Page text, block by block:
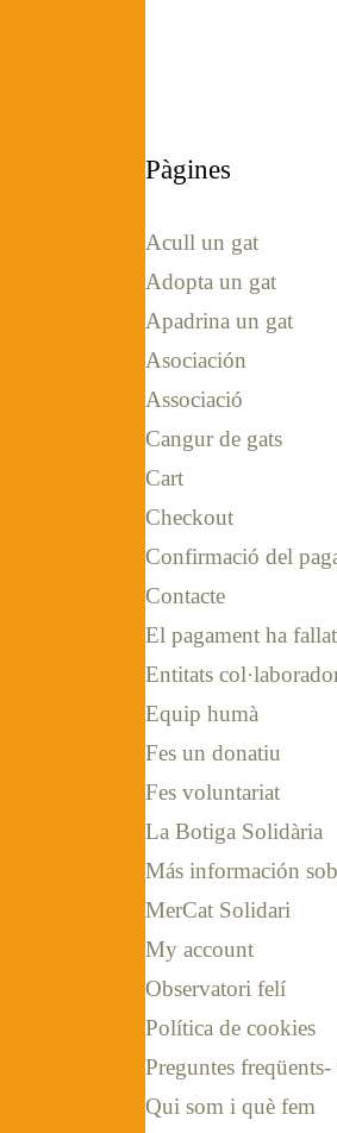
Pàgines
Acull un gat
Adopta un gat
Apadrina un gat
Asociación
Associació
Cangur de gats
Cart
Checkout
Confirmació del
Contacte
El pagament ha fallat
Entitats
Equip humà
Fes un donatiu
Fes voluntariat
La Botiga Solidària
Más información
MerCat Solidari
My account
Observatori felí
Política de cookies
Preguntes freqüents-
Qui som i què fem